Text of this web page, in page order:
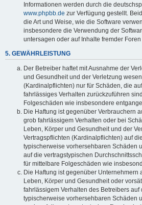
Informationen werden durch die
www.phpbb.de zur Verfügung gestellt.
die Art und Weise, wie die Software
insbesondere die Verwendung der
untersagen oder auf Inhalte fremder
5. GEWÄHRLEISTUNG
Der Betreiber haftet mit Ausnahme der
und Gesundheit und der Verletzung
(Kardinalpflichten) nur für Schäden, die
fahrlässiges Verhalten zurückzuführen
Folgeschäden wie insbesondere
Die Haftung ist gegenüber Verbrauchern
grob fahrlässigem Verhalten oder bei
Leben, Körper und Gesundheit und der
Vertragspflichten (Kardinalpflichten) auf
typischerweise vorhersehbaren Schäden
auf die vertragstypischen
für mittelbare Folgeschäden wie
Die Haftung ist gegenüber Unternehmern
Leben, Körper und Gesundheit oder
fahrlässigem Verhalten des Betreibers auf
typischerweise vorhersehbaren Schäden